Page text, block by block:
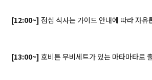
[12:00~] 점심 식사는 가이드 안내에 따라 자유
[13:00~] 호비튼 무비세트가 있는 마타마타로